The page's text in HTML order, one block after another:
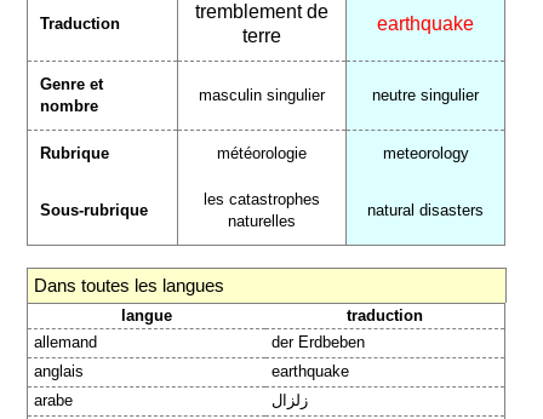
Traduction
tremblement de
terre
earthquake
Genre et
nombre
masculin singulier neutre singulier
Rubrique météorologie meteorology
Sous-rubrique
les catastrophes
naturelles
natural disasters
Dans toutes les langues
langue
traduction
allemand
der Erdbeben
anglais
earthquake
arabe
زلزال